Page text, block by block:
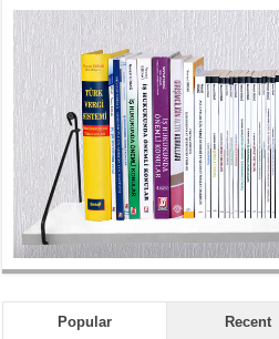
Popular Recent